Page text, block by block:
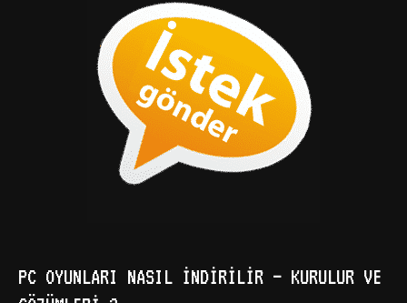
PC OYUNLARI NASIL İNDIRILIR – KURULUR VE